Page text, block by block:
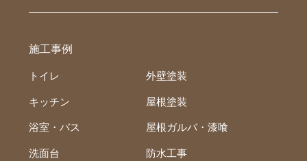
施工事例
トイレ
キッチン
浴室・バス
洗面台
外壁塗装
屋根塗装
屋根ガルバ・漆喰
防水工事